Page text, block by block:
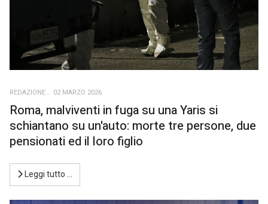
REDAZIONE 02 MARZO 2026
Roma, malviventi in fuga su una Yaris si
schiantano su un'auto: morte tre persone, due
pensionati ed il loro figlio
Leggi tutto …